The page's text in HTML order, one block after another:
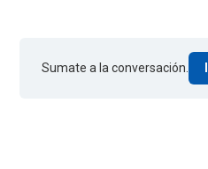
Sumate a la conversación.